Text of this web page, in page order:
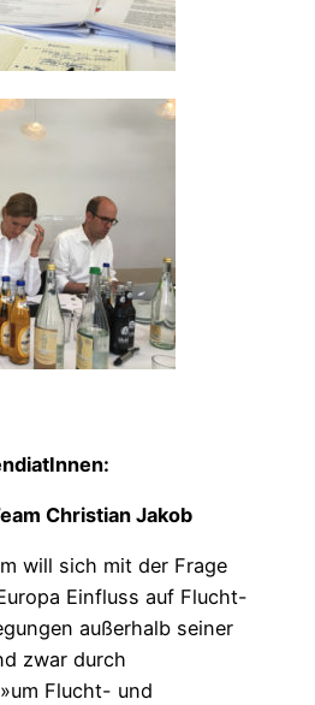
Christian Jakob
will sich mit der Frage
Einfluss auf Flucht-
außerhalb seiner
zwar durch
Flucht- und